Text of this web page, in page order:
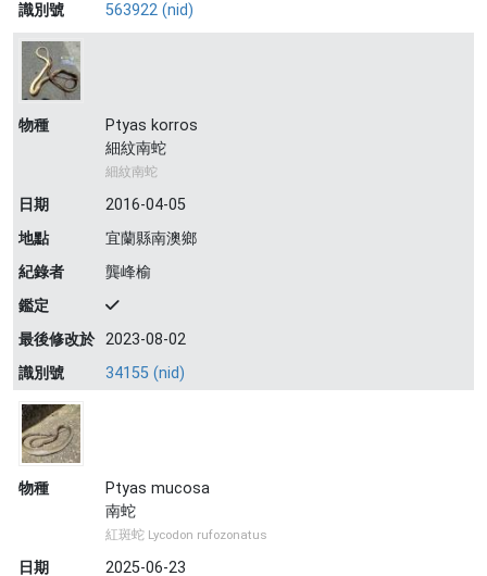
識別號
563922 (nid)
物種
Ptyas korros
細紋南蛇
細紋南蛇
日期
2016-04-05
地點
宜蘭縣南澳鄉
紀錄者
龔峰榆
鑑定
最後修改於 2023-08-02
識別號
34155 (nid)
物種
Ptyas mucosa
南蛇
紅斑蛇 Lycodon rufozonatus
日期
2025-06-23